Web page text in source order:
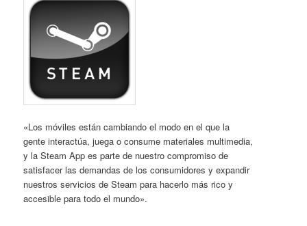
«Los móviles están cambiando el modo en el que la
gente interactúa, juega o consume materiales multimedia,
y la Steam App es parte de nuestro compromiso de
satisfacer las demandas de los consumidores y expandir
nuestros servicios de Steam para hacerlo más rico y
accesible para todo el mundo».